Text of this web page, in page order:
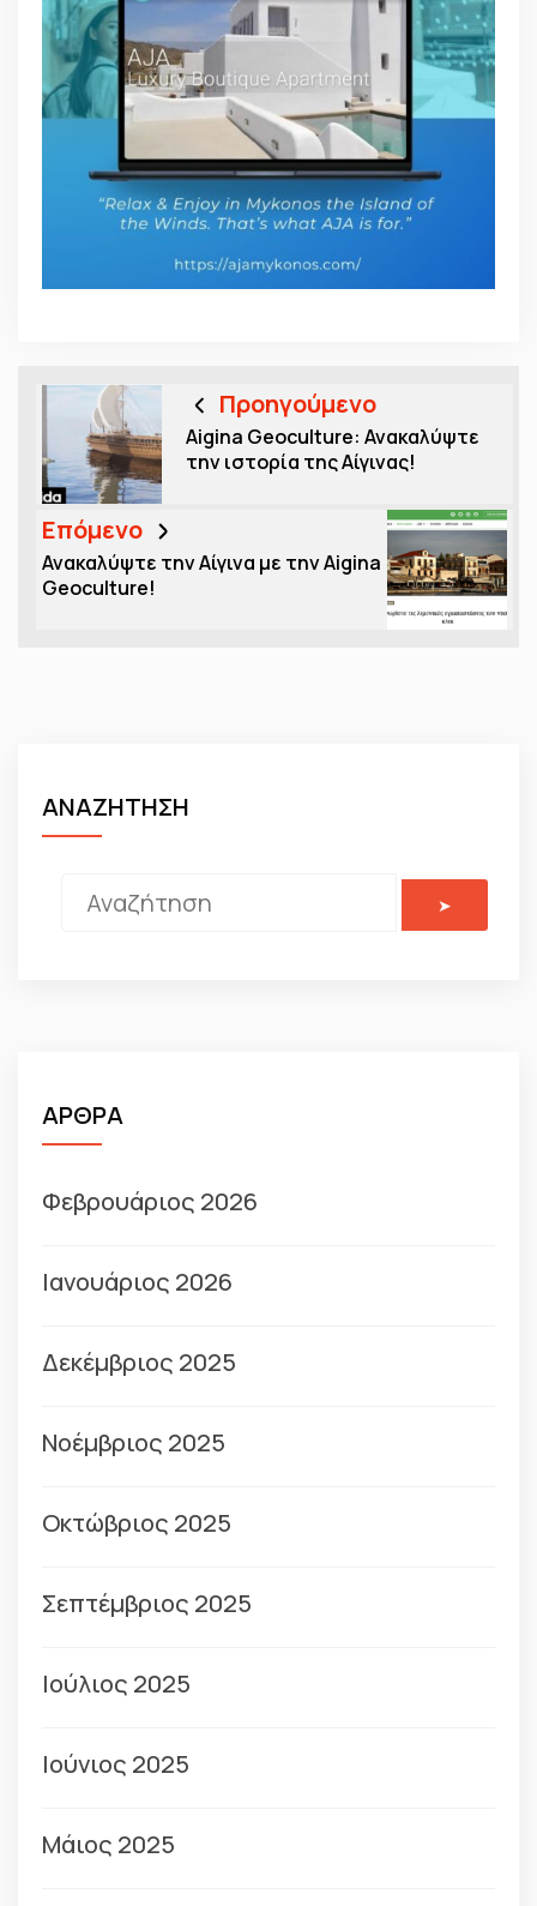
Προηγούμενο
Aigina Geoculture: Ανακαλύψτε
την ιστορία της Αίγινας!
Επόμενο
Ανακαλύψτε την Αίγινα με την Aigina
Geoculture!
ΑΝΑΖΗΤΗΣΗ
ΑΡΘΡΑ
Φεβρουάριος 2026
Ιανουάριος 2026
Δεκέμβριος 2025
Νοέμβριος 2025
Οκτώβριος 2025
Σεπτέμβριος 2025
Ιούλιος 2025
Ιούνιος 2025
Μάιος 2025